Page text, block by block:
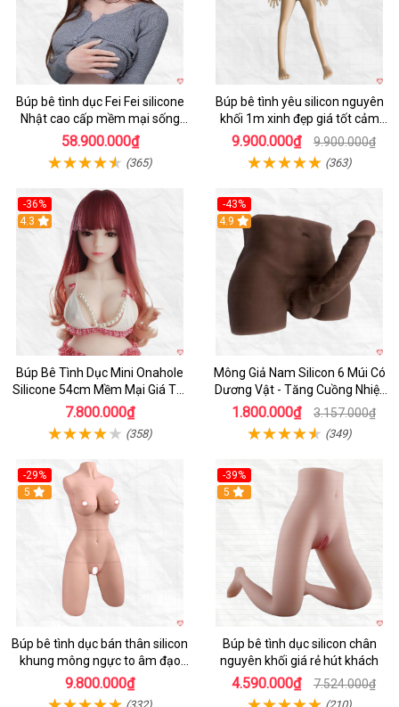
Búp bê tình dục Fei Fei silicone
Nhật cao cấp mềm mại sống
động
58.900.000₫
(365)
Búp bê tình yêu silicon nguyên
khối 1m xinh đẹp giá tốt cảm
giác thật
9.900.000₫ 9.900.000₫
(363)
-36%
4.3
Búp Bê Tình Dục Mini Onahole
Silicone 54cm Mềm Mại Giá Tốt
Đáng Mua
7.800.000₫
(358)
-43%
Hot
4.9
Mông Giả Nam Silicon 6 Múi Có
Dương Vật - Tăng Cuồng Nhiệt
Đêm
1.800.000₫ 3.157.000₫
(349)
-29%
5
Búp bê tình dục bán thân silicon
khung mông ngực to âm đạo
khít chặt tự nhiên
9.800.000₫
-39%
5
Búp bê tình dục silicon chân
nguyên khối giá rẻ hút khách
4.590.000₫ 7.524.000₫